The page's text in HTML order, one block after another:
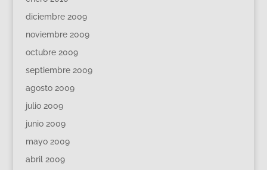
diciembre 2009
noviembre 2009
octubre 2009
septiembre 2009
agosto 2009
julio 2009
junio 2009
mayo 2009
abril 2009